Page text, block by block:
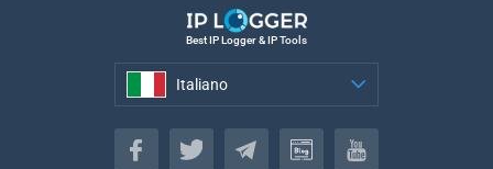
Best IP Logger & IP Tools
Italiano
Italiano